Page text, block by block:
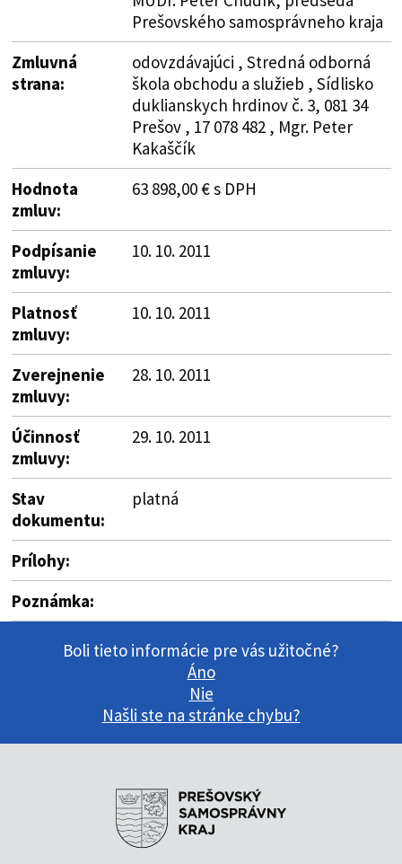
Prešovského samosprávneho kraja
Zmluvná
strana:
odovzdávajúci , Stredná odborná
škola obchodu a služieb , Sídlisko
duklianskych hrdinov č. 3, 081 34
Prešov , 17 078 482 , Mgr. Peter
Kakaščík
Hodnota
zmluv:
63 898,00 € s DPH
Podpísanie
zmluvy:
10. 10. 2011
Platnosť
zmluvy:
10. 10. 2011
Zverejnenie
zmluvy:
28. 10. 2011
Účinnosť
zmluvy:
29. 10. 2011
Stav
dokumentu:
platná
Prílohy:
Poznámka:
Boli tieto informácie pre vás užitočné?
Áno
Nie
Našli ste na stránke chybu?